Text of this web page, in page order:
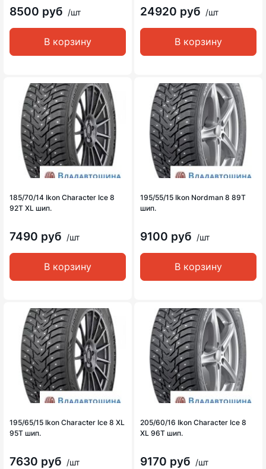
8500 руб /шт
В корзину
24920 руб /шт
В корзину
185/70/14 Ikon Character Ice 8
92T XL шип.
7490 руб /шт
В корзину
195/55/15 Ikon Nordman 8 89T
шип.
9100 руб /шт
В корзину
195/65/15 Ikon Character Ice 8 XL
95T шип.
7630 руб /шт
205/60/16 Ikon Character Ice 8
XL 96T шип.
9170 руб /шт